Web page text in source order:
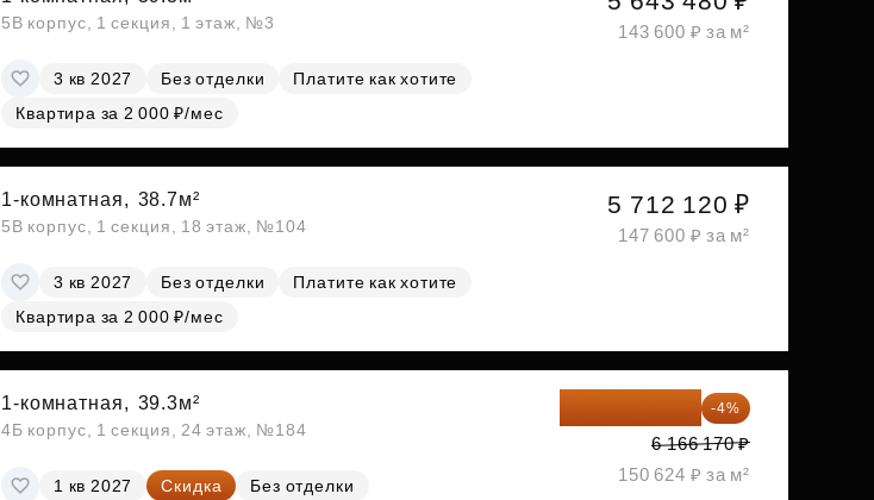
5В корпус, 1 секция, 1 этаж, №3
3 кв 2027 Без отделки
Платите как хотите
Квартира за 2 000 ₽/мес
143 600 ₽ за м²
1-комнатная, 38.7м²
5В корпус, 1 секция, 18 этаж, №104
3 кв 2027 Без отделки
Платите как хотите
Квартира за 2 000 ₽/мес
5 712 120 ₽
147 600 ₽ за м²
1-комнатная, 39.3м²
4Б корпус, 1 секция, 24 этаж, №184
1 кв 2027 Скидка
Без отделки
5 919 523 ₽ -4%
6 166 170 ₽
150 624 ₽ за м²